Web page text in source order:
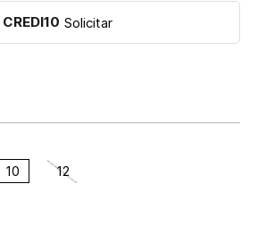
CREDI10 Solicitar
10 12